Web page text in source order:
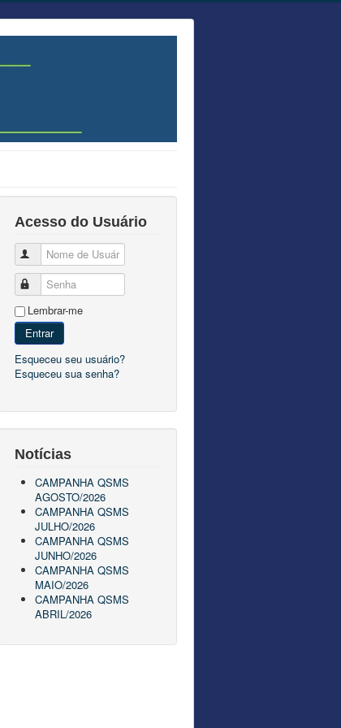
Acesso do Usuário
Nome de Usuário
Senha
Lembrar-me
Entrar
Esqueceu seu usuário?
Esqueceu sua senha?
Notícias
CAMPANHA QSMS
AGOSTO/2026
CAMPANHA QSMS
JULHO/2026
CAMPANHA QSMS
JUNHO/2026
CAMPANHA QSMS
MAIO/2026
CAMPANHA QSMS
ABRIL/2026